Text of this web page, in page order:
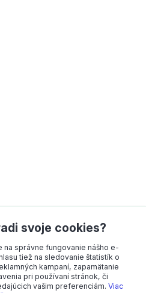
svoje cookies?
správne fungovanie nášho e-
tiež na sledovanie štatistík o
kampaní, zapamätanie
pri používaní stránok, či
vašim preferenciám. Viac